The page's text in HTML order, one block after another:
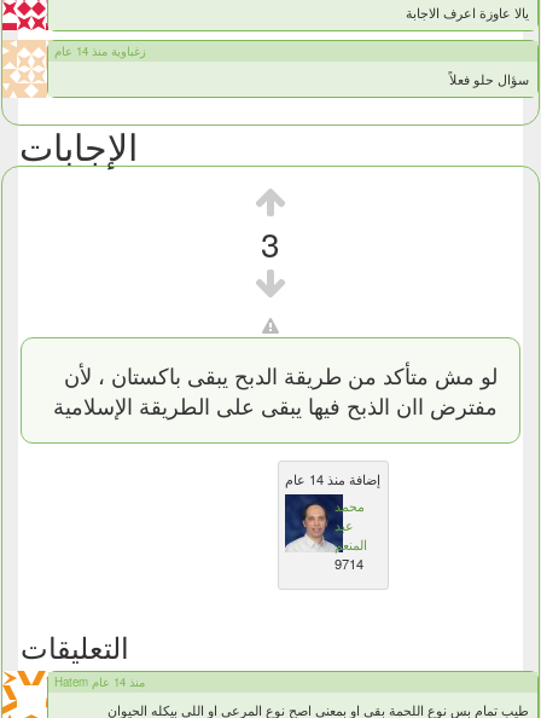
يالا عاوزة اعرف الاجابة
زغباوية منذ 14 عام
سؤال حلو فعلاً
الإجابات
3
لو مش متأكد من طريقة الدبح يبقى باكستان ، لأن
مفترض اان الذبح فيها يبقى على الطريقة الإسلامية
إضافة منذ 14 عام
محمد
عبد
المنعم
9714
التعليقات
Hatem منذ 14 عام
طيب تمام بس نوع اللحمة بقي او بمعني اصح نوع المرعي او اللي بيكله الحيوان